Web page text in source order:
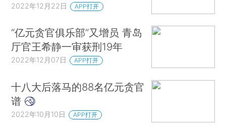
2022年12月22日 APP打开
“亿元贪官俱乐部”又增员 青岛
厅官王希静一审获刑19年
2022年12月07日 APP打开
十八大后落马的88名亿元贪官
谱
2022年10月10日 APP打开